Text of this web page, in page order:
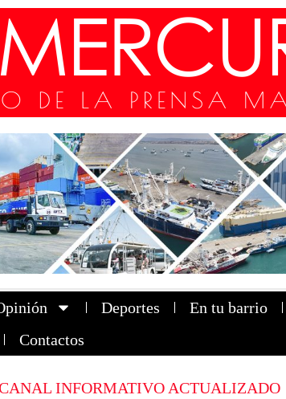
Deportes En tu barrio
Contactos
INFORMATIVO ACTUALIZADO